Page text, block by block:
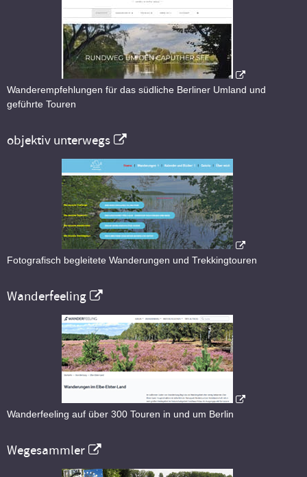
Wanderempfehlungen für das südliche Berliner Umland und
geführte Touren
objektiv unterwegs
Fotografisch begleitete Wanderungen und Trekkingtouren
Wanderfeeling
Wanderfeeling auf über 300 Touren in und um Berlin
Wegesammler